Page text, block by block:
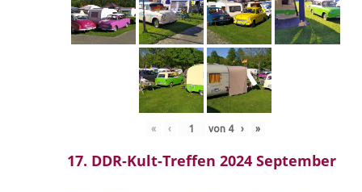
« ‹ von 4 › »
17. DDR-Kult-Treffen 2024 September